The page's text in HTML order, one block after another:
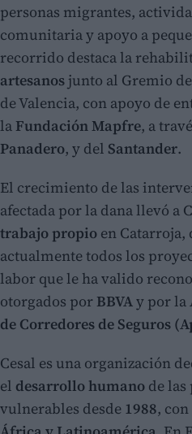
personas migrantes,
comunitaria y apoyo a
recorrido destaca la
artesanos junto al Gremio
de Valencia, con apoyo de
la Fundación Mapfre, a
Panadero, y del Santander.
El crecimiento de las
afectada por la dana llevó a
trabajo propio en Catarroja,
actualmente todos los
labor que le ha valido
otorgados por BBVAy por la
de Corredores de Seguros
Cesal es una organización
el desarrollo humano de las
vulnerables desde 1988,